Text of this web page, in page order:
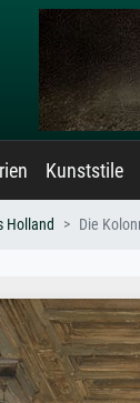
Kunststile
Holland Die